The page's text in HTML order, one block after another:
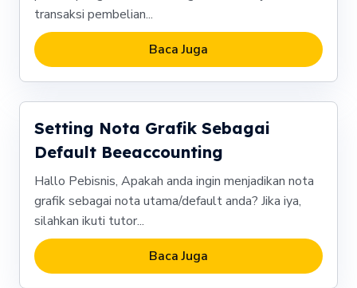
transaksi pembelian...
Baca Juga
Setting Nota Grafik Sebagai
Default Beeaccounting
Hallo Pebisnis, Apakah anda ingin menjadikan nota
grafik sebagai nota utama/default anda? Jika iya,
silahkan ikuti tutor...
Baca Juga